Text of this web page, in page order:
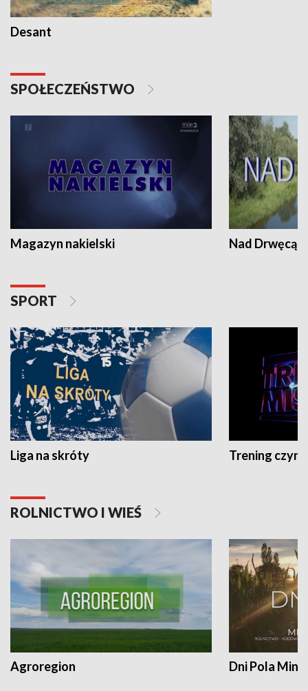
Desant
SPOŁECZEŃSTWO
Magazyn nakielski Nad Drwęcą
SPORT
Liga na skróty Trening czyni
ROLNICTWO I WIEŚ
Agroregion Dni Pola